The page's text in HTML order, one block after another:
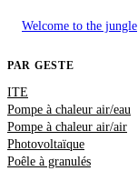
Welcome to the jungle
PAR GESTE
ITE
Pompe à chaleur air/eau
Pompe à chaleur air/air
Photovoltaïque
Poêle à granulés